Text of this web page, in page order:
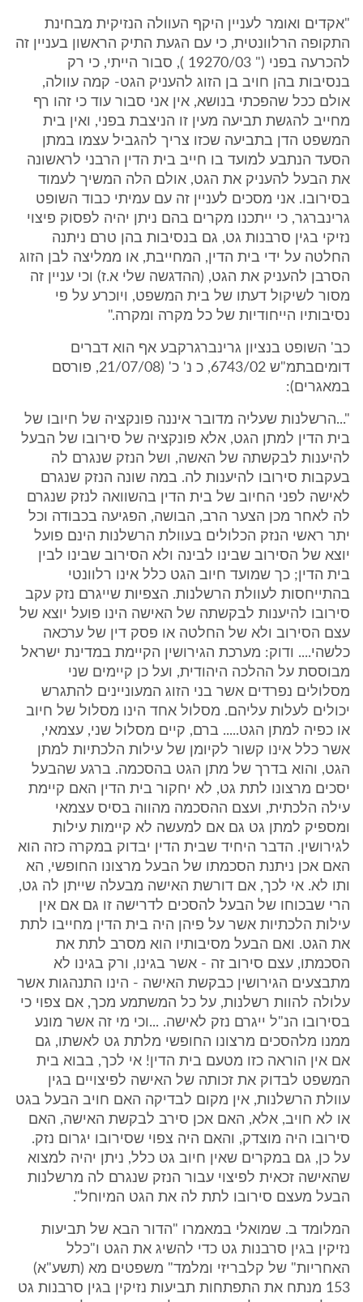
"אקדים ואומר לעניין היקף העוולה הנזיקית מבחינת
התקופה הרלוונטית, כי עם הגעת התיק הראשון בעניין זה
להכרעה בפני (" 19270/03 ), סבור הייתי, כי רק
בנסיבות בהן חויב בן הזוג להעניק הגט- קמה עוולה,
אולם ככל שהפכתי בנושא, אין אני סבור עוד כי זהו רף
מחייב להגשת תביעה מעין זו הניצבת בפני, ואין בית
המשפט הדן בתביעה שכזו צריך להגביל עצמו במתן
הסעד הנתבע למועד בו חייב בית הדין הרבני לראשונה
את הבעל להעניק את הגט, אולם הלה המשיך לעמוד
בסירובו. אני מסכים לעניין זה עם עמיתי כבוד השופט
גרינברגר, כי ייתכנו מקרים בהם ניתן יהיה לפסוק פיצוי
נזיקי בגין סרבנות גט, גם בנסיבות בהן טרם ניתנה
החלטה על ידי בית הדין, המחייבת, או ממליצה לבן הזוג
הסרבן להעניק את הגט, (ההדגשה שלי א.ז) וכי עניין זה
מסור לשיקול דעתו של בית המשפט, ויוכרע על פי
נסיבותיו הייחודיות של כל מקרה ומקרה."
כב' השופט בנציון גרינברגרקבע אף הוא דברים
דומיםבתמ"ש 6743/02, כ נ' כ' (21/07/08, פורסם
במאגרים):
"...הרשלנות שעליה מדובר איננה פונקציה של חיובו של
בית הדין למתן הגט, אלא פונקציה של סירובו של הבעל
להיענות לבקשתה של האשה, ושל הנזק שנגרם לה
בעקבות סירובו להיענות לה. במה שונה הנזק שנגרם
לאישה לפני החיוב של בית הדין בהשוואה לנזק שנגרם
לה לאחר מכן הצער הרב, הבושה, הפגיעה בכבודה וכל
יתר ראשי הנזק הכלולים בעוולת הרשלנות הינם פועל
יוצא של הסירוב שבינו לבינה ולא הסירוב שבינו לבין
בית הדין; כך שמועד חיוב הגט כלל אינו רלוונטי
בהתייחסות לעוולת הרשלנות. הצפיות שייגרם נזק עקב
סירובו להיענות לבקשתה של האישה הינו פועל יוצא של
עצם הסירוב ולא של החלטה או פסק דין של ערכאה
כלשהי.... ודוק: מערכת הגירושין הקיימת במדינת ישראל
מבוססת על ההלכה היהודית, ועל כן קיימים שני
מסלולים נפרדים אשר בני הזוג המעוניינים להתגרש
יכולים לעלות עליהם. מסלול אחד הינו מסלול של חיוב
או כפיה למתן הגט..... ברם, קיים מסלול שני, עצמאי,
אשר כלל אינו קשור לקיומן של עילות הלכתיות למתן
הגט, והוא בדרך של מתן הגט בהסכמה. ברגע שהבעל
יסכים מרצונו לתת גט, לא יחקור בית הדין האם קיימת
עילה הלכתית, ועצם ההסכמה מהווה בסיס עצמאי
ומספיק למתן גט גם אם למעשה לא קיימות עילות
לגירושין. הדבר היחיד שבית הדין יבדוק במקרה כזה הוא
האם אכן ניתנת הסכמתו של הבעל מרצונו החופשי, הא
ותו לא. אי לכך, אם דורשת האישה מבעלה שייתן לה גט,
הרי שבכוחו של הבעל להסכים לדרישה זו גם אם אין
עילות הלכתיות אשר על פיהן היה בית הדין מחייבו לתת
את הגט. ואם הבעל מסיבותיו הוא מסרב לתת את
הסכמתו, עצם סירוב זה - אשר בגינו, ורק בגינו לא
מתבצעים הגירושין כבקשת האישה - הינו התנהגות אשר
עלולה להוות רשלנות, על כל המשתמע מכך, אם צפוי כי
בסירובו הנ"ל ייגרם נזק לאישה. ...וכי מי זה אשר מונע
ממנו מלהסכים מרצונו החופשי מלתת גט לאשתו, גם
אם אין הוראה כזו מטעם בית הדין! אי לכך, בבוא בית
המשפט לבדוק את זכותה של האישה לפיצויים בגין
עוולת הרשלנות, אין מקום לבדיקה האם חויב הבעל בגט
או לא חויב, אלא, האם אכן סירב לבקשת האישה, האם
סירובו היה מוצדק, והאם היה צפוי שסירובו יגרום נזק.
על כן, גם במקרים שאין חיוב גט כלל, ניתן יהיה למצוא
שהאישה זכאית לפיצוי עבור הנזק שנגרם לה מרשלנות
הבעל מעצם סירובו לתת לה את הגט המיוחל".
המלומד ב. שמואלי במאמרו "הדור הבא של תביעות
נזיקין בגין סרבנות גט כדי להשיג את הגט ו"כלל
האחריות" של קלבריזי ומלמד" משפטים מא (תשע"א)
153 מנתח את התפתחות תביעות נזיקין בגין סרבנות גט